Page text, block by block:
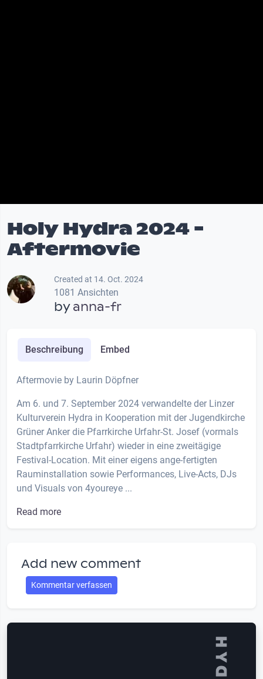
Holy Hydra 2024 -
Aftermovie
Created at 14. Oct. 2024
1081 Ansichten
byanna-fr
Beschreibung Embed
Aftermovie by Laurin Döpfner
Am 6. und 7. September 2024 verwandelte der Linzer
Kulturverein Hydra in Kooperation mit der Jugendkirche
Grüner Anker die Pfarrkirche Urfahr-St. Josef (vormals
Stadtpfarrkirche Urfahr) wieder in eine zweitägige
Festival-Location. Mit einer eigens ange-fertigten
Rauminstallation sowie Performances, Live-Acts, DJs
und Visuals von 4youreye ...
Read more
Add new comment
Kommentar verfassen